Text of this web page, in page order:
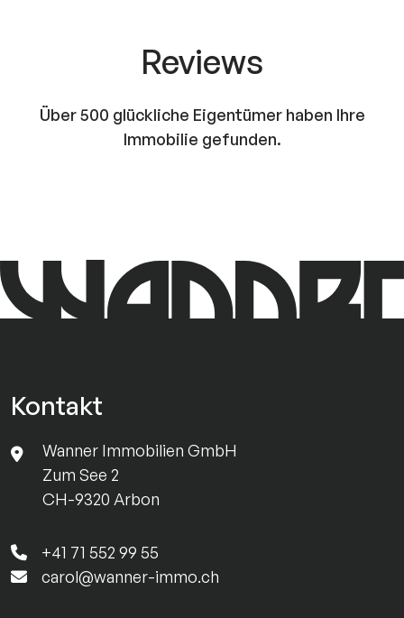
Reviews
Über 500 glückliche Eigentümer haben Ihre
Immobilie gefunden.
Kontakt
Wanner Immobilien GmbH
Zum See 2
CH-9320 Arbon
+41 71 552 99 55
carol@wanner-immo.ch